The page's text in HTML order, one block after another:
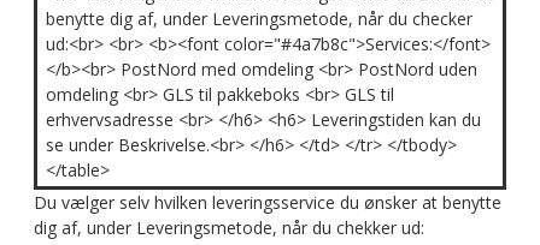
benytte dig af, under Leveringsmetode, når du checker
ud:<br> <br> <b><font color="#4a7b8c">Services:</font>
</b><br> PostNord med omdeling <br> PostNord uden
omdeling <br> GLS til pakkeboks <br> GLS til
erhvervsadresse <br> </h6> <h6> Leveringstiden kan du
se under Beskrivelse.<br> </h6> </td> </tr> </tbody>
</table>
Du vælger selv hvilken leveringsservice du ønsker at benytte
dig af, under Leveringsmetode, når du chekker ud: